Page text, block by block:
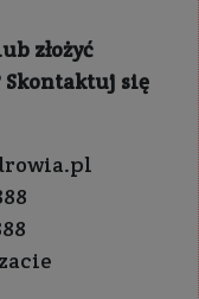
złożyć
się